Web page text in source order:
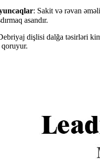
: Sakit və rəvan
asandır.
dişlisi dalğa təsirləri
qoruyur.